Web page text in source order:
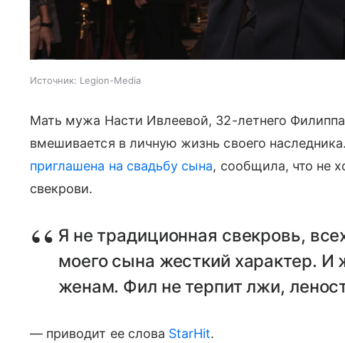
Источник: Legion-Media
Мать мужа Насти Ивлеевой, 32-летнего
вмешивается в личную жизнь своего
приглашена на свадьбу сына, сообщила, что не
свекрови.
Я не традиционная свекровь,
моего сына жесткий характер. И
женам. Фил не терпит лжи,
— приводит ее слова StarHit.